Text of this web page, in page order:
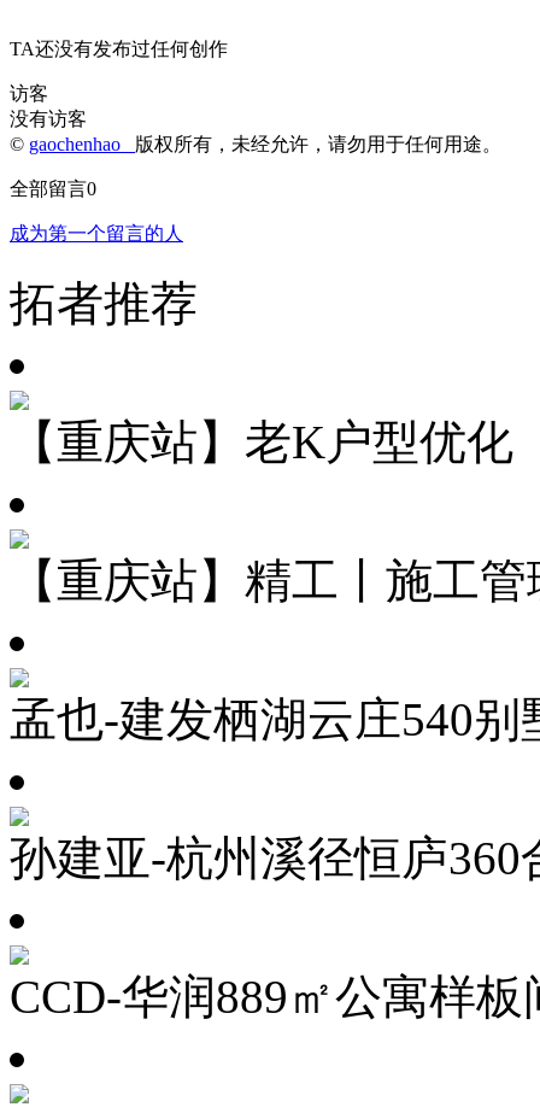
TA还没有发布过任何创作
访客
没有访客
© gaochenhao 版权所有，未经允许，请勿用于任何用途。
全部留言0
成为第一个留言的人
拓者推荐
【重庆站】老K户型优化
【重庆站】精工丨施工管
孟也-建发栖湖云庄540别
孙建亚-杭州溪径恒庐360
CCD-华润889㎡公寓样板